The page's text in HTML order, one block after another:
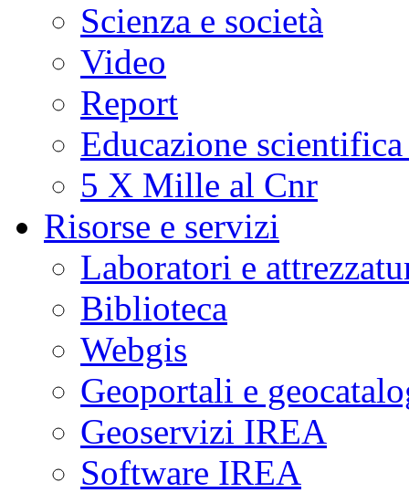
Scienza e società
Video
Report
Educazione
5 X Mille al Cnr
Risorse e servizi
Laboratori e
Biblioteca
Webgis
Geoportali e
Geoservizi IREA
Software IREA